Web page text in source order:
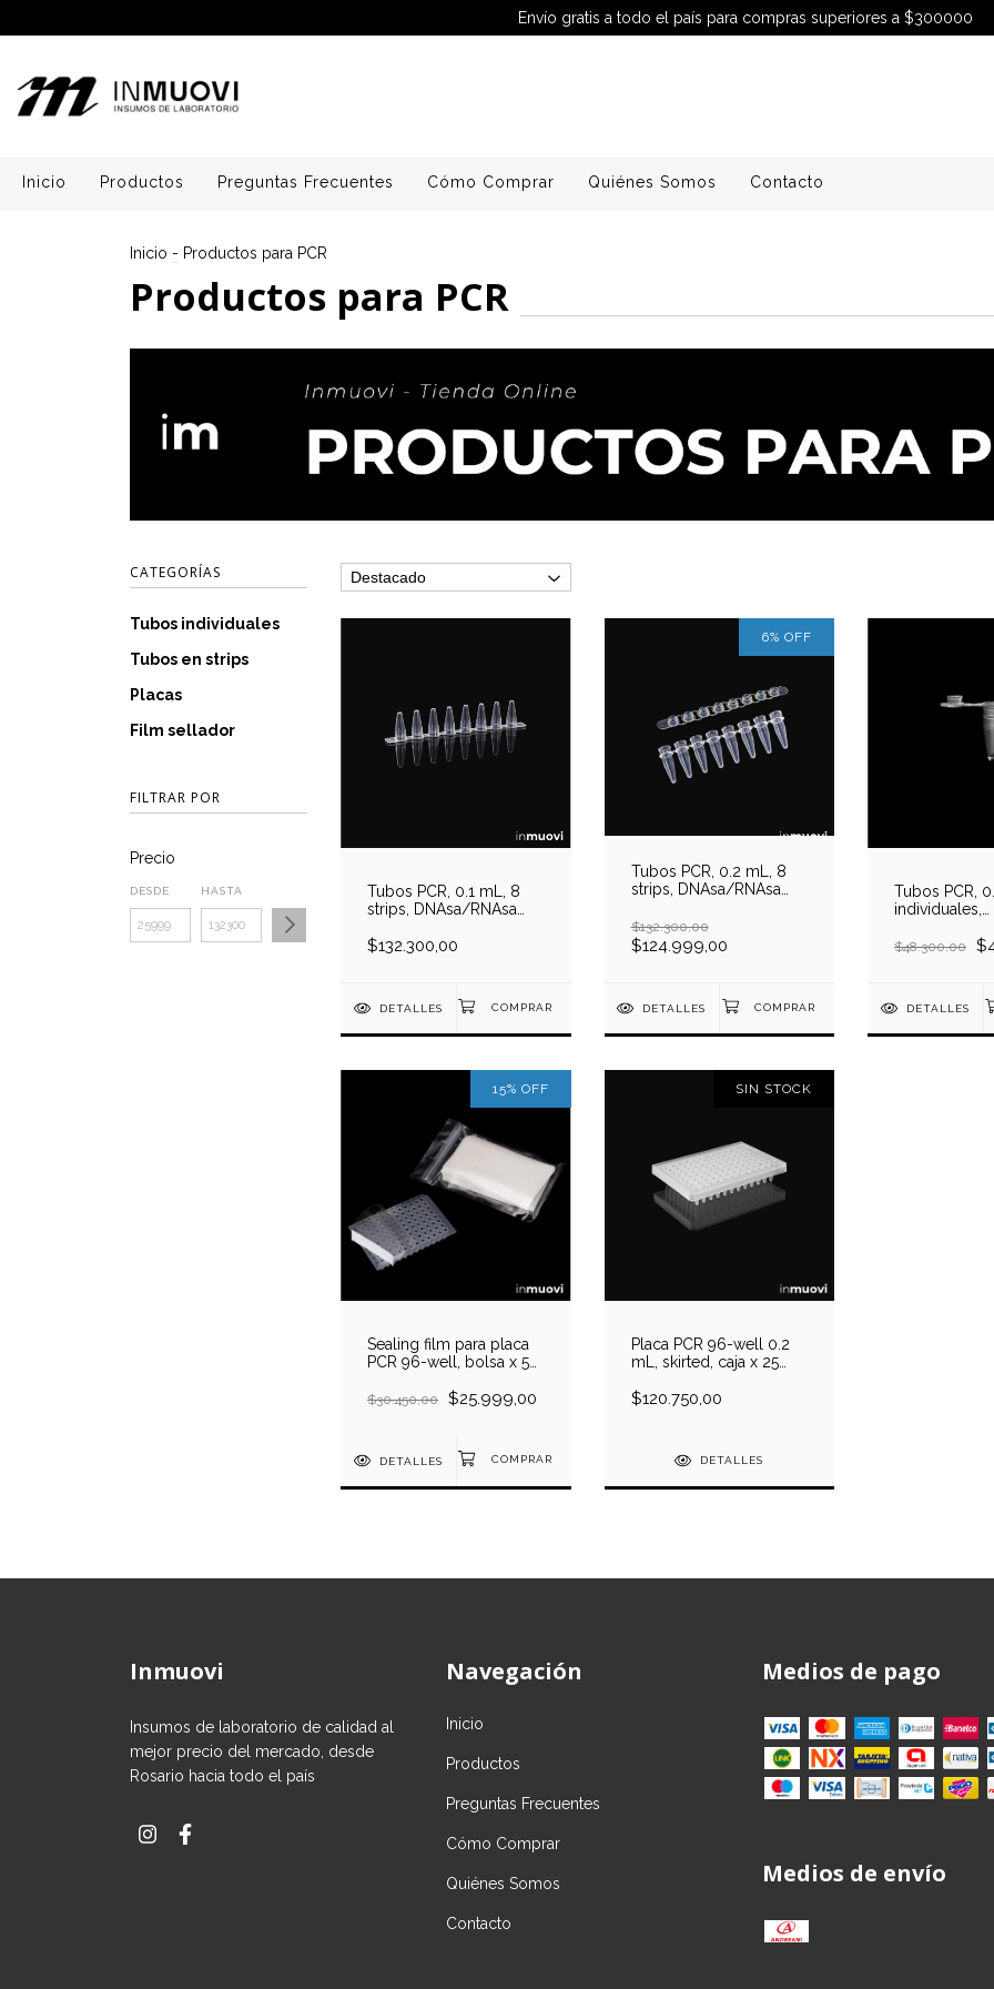
Envío gratis a todo el país para compras superiores a $300000
Inicio Productos Preguntas Frecuentes Cómo Comprar Quiénes Somos Contacto
Inicio - Productos para PCR
Productos para PCR
CATEGORÍAS
Tubos individuales
Tubos en strips
Placas
Film sellador
FILTRAR POR
Precio
DESDE HASTA
Tubos PCR, 0.1 mL, 8
strips, DNAsa/RNAsa
1000 tubos
$132.300,00
DETALLES
6% OFF
Tubos PCR, 0.2 mL, 8
strips, DNAsa/RNAsa
1000 tubos
$132.300,00
$124.999,00
DETALLES
Tubos PCR,
individuales,
estériles,
$48.300,00
DETALLES
15% OFF
Sealing film para placa
PCR 96-well, bolsa x 50
$30.450,00 $25.999,00
DETALLES
SIN STOCK
Placa PCR 96-well 0.2
mL, skirted, caja x 25
$120.750,00
DETALLES
Inmuovi
Insumos de laboratorio de calidad al
mejor precio del mercado, desde
Rosario hacia todo el país
Navegación
Inicio
Productos
Preguntas Frecuentes
Cómo Comprar
Quiénes Somos
Contacto
Medios de pago
Medios de envío